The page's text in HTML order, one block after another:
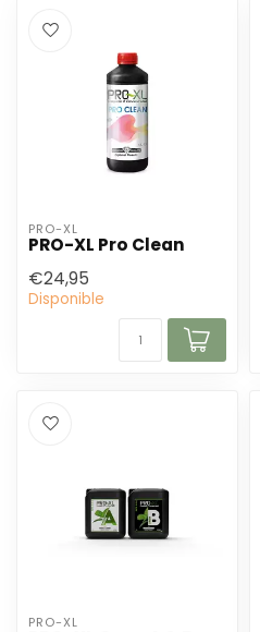
PRO-XL
PRO-XL Pro Clean
€24,95
Disponible
PRO-XL